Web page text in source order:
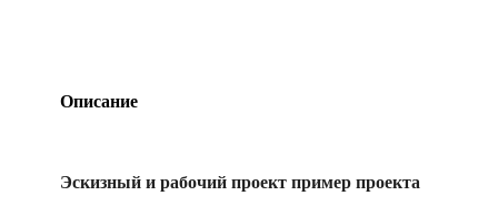
Описание
Эскизный и рабочий проект пример проекта